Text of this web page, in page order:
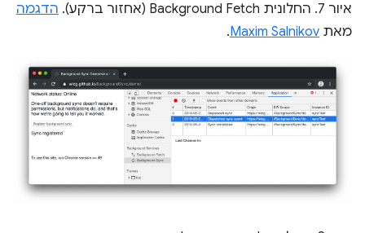
איור 7. החלונית Background Fetch (אחזור ברקע).
הדגמה
מאת Maxim Salnikov
.